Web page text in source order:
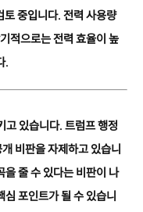
토 중입니다. 전력 사용량
적으로는 전력 효율이 높
.
있습니다. 트럼프 행정
비판을 자제하고 있습니
줄 수 있다는 비판이 나
포인트가 될 수 있습니